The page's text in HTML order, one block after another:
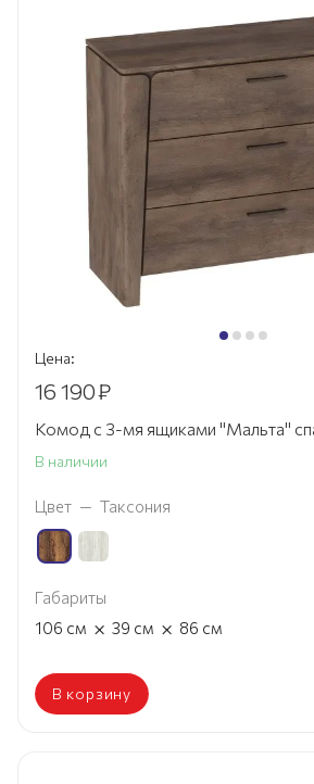
Цена:
16 190₽
Комод с 3-мя ящиками "Мальта"
В наличии
Цвет — Таксония
Габариты
106 см × 39 см × 86 см
В корзину